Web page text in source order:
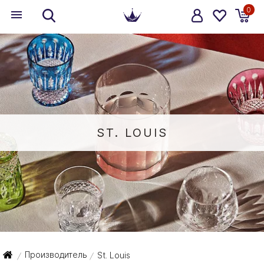
0
ST. LOUIS
/ Производитель / St. Louis